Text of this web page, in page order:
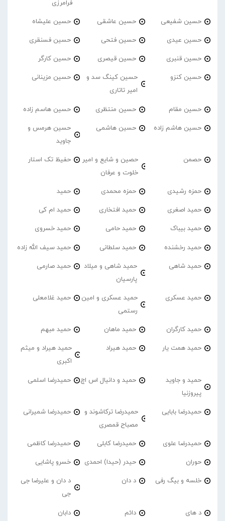
فرامرزی
حسین شفیعی حسین عاشقی حسین علیشاه
حسین عیدی حسین فتحی حسین فسنقری
حسین قنبری حسین قیصری حسین کارگر
حسین کنزو
حسین کینگ سد و
امیر تاتاری
حسین مزینانی
حسین مقام حسین منتظری حسین هاسم زاده
حسین هاشم زاده حسین هاشمی
حسین هرمس و
جاوید
حصمن
حصین و شایع و امیر
خلوت و عرفان
حفیظ تک استار
حمزه رشیدی حمزه محمدی حمید
حمید اصغری حمید افتخاری حمید ام کی
حمید بیباک حمید حامی حمید خسروی
حمید رخشنده حمید سلطانی حمید سیف الله زاده
حمید شاهی
حمید شاهی و میلاد
پارسیان
حمید صارمی
حمید عسکری
حمید عسکری و امین
رستمی
حمید غلامعلی
حمید کارگران حمید ماهان حمید مبهم
حمید همت یار حمید هیراد
حمید هیراد و میثم
اکبری
حمید و جاوید
پیروزنیا
حمید و دانیال اس اچ حمیدرضا اسلمی
حمیدرضا بابایی
حمیدرضا ترکاشوند و
مصباح قمصری
حمیدرضا شمیرانی
حمیدرضا علوی حمیدرضا کابلی حمیدرضا کاظمی
حوران حیدر (حیدا) احمدی خسرو پاشایی
خلسه و بیگ رفی د دان
د دان و علیرضا جی
جی
د های دائم دابان